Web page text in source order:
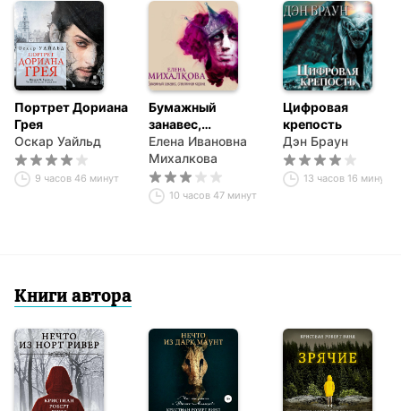
Портрет Дориана
Грея
Оскар Уайльд
9 часов 46 минут
Бумажный
занавес,
стеклянная
корона
Елена Ивановна
Михалкова
10 часов 47 минут
Цифровая
крепость
Дэн Браун
13 часов 16 минут
Книги автора